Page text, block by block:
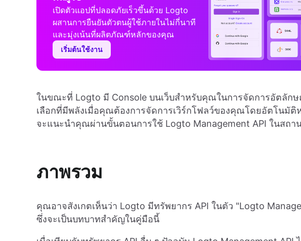
เปิดตัวแอปที่ปลอดภัยเร็วขึ้นด้วย Logto
ผสานการยืนยันตัวตนผู้ใช้ภายในไม่กี่นาที
และมุ่งเน้นที่ผลิตภัณฑ์หลักของคุณ
เริ่มต้นใช้งาน
ในขณะที่ Logto มี Console บนเว็บสำหรับคุณในการจัดการอัตลักษ
เลือกที่มีพลังเมื่อคุณต้องการจัดการเวิร์กโฟลว์ของคุณโดยอัตโนมัติ
จะแนะนำคุณผ่านขั้นตอนการใช้ Logto Management API ในสถา
ภาพรวม
คุณอาจสังเกตเห็นว่า Logto มีทรัพยากร API ในตัว "Logto
ซึ่งจะเป็นบทบาทสำคัญในคู่มือนี้